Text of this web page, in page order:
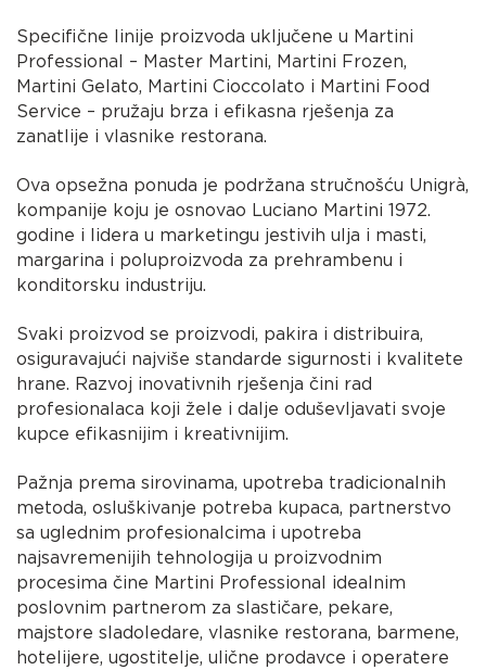
Specifične linije proizvoda uključene u Martini
Professional – Master Martini, Martini Frozen,
Martini Gelato, Martini Cioccolato i Martini Food
Service – pružaju brza i efikasna rješenja za
zanatlije i vlasnike restorana.
Ova opsežna ponuda je podržana stručnošću Unigrà,
kompanije koju je osnovao Luciano Martini 1972.
godine i lidera u marketingu jestivih ulja i masti,
margarina i poluproizvoda za prehrambenu i
konditorsku industriju.
Svaki proizvod se proizvodi, pakira i distribuira,
osiguravajući najviše standarde sigurnosti i kvalitete
hrane. Razvoj inovativnih rješenja čini rad
profesionalaca koji žele i dalje oduševljavati svoje
kupce efikasnijim i kreativnijim.
Pažnja prema sirovinama, upotreba tradicionalnih
metoda, osluškivanje potreba kupaca, partnerstvo
sa uglednim profesionalcima i upotreba
najsavremenijih tehnologija u proizvodnim
procesima čine Martini Professional idealnim
poslovnim partnerom za slastičare, pekare,
majstore sladoledare, vlasnike restorana, barmene,
hotelijere, ugostitelje, ulične prodavce i operatere